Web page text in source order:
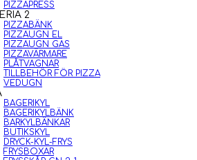
PIZZAPRESS
2
PIZZABÄNK
PIZZAUGN EL
PIZZAUGN GAS
PIZZAVÄRMARE
PLÅTVAGNAR
TILLBEHÖR FÖR PIZZA
VEDUGN
BAGERIKYL
BAGERIKYLBÄNK
BARKYLBÄNKAR
BUTIKSKYL
DRYCK-KYL-FRYS
FRYSBOXAR